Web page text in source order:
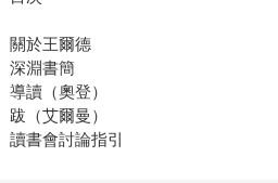
關於王爾德
深淵書簡
導讀（奧登）
跋（艾爾曼）
讀書會討論指引